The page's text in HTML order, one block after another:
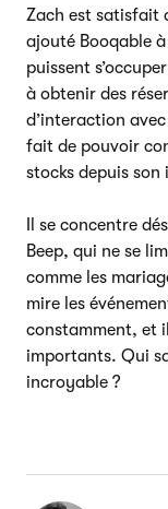
Zach est satisfait
ajouté Booqable
puissent
à obtenir des
d’interaction
fait de pouvoir
stocks depuis son
Il se concentre
Beep, qui ne se
comme les
mire les
constamment, et
importants. Qui
incroyable ?